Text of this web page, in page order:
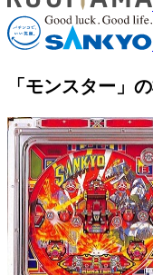
「モンスター」